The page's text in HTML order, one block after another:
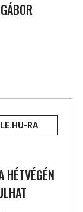
RA
HÉTVÉGÉN